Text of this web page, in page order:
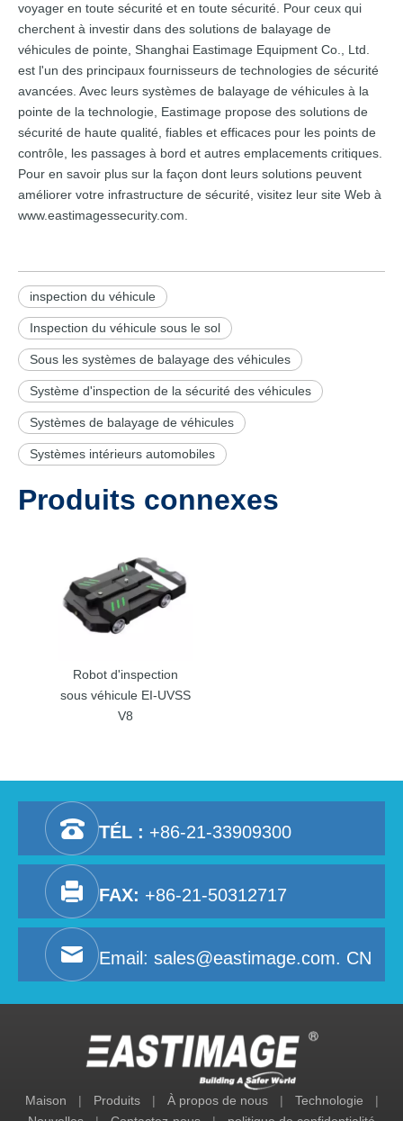
voyager en toute sécurité et en toute sécurité. Pour ceux qui
cherchent à investir dans des solutions de balayage de
véhicules de pointe, Shanghai Eastimage Equipment Co., Ltd.
est l'un des principaux fournisseurs de technologies de sécurité
avancées. Avec leurs systèmes de balayage de véhicules à la
pointe de la technologie, Eastimage propose des solutions de
sécurité de haute qualité, fiables et efficaces pour les points de
contrôle, les passages à bord et autres emplacements critiques.
Pour en savoir plus sur la façon dont leurs solutions peuvent
améliorer votre infrastructure de sécurité, visitez leur site Web à
www.eastimagessecurity.com
inspection du véhicule
Inspection du véhicule sous le sol
Sous les systèmes de balayage des véhicules
Système d'inspection de la sécurité des véhicules
Systèmes de balayage de véhicules
Systèmes intérieurs automobiles
Produits connexes
Robot d'inspection
sous véhicule EI-UVSS
V8
TÉL : +86-21-33909300
FAX: +86-21-50312717
Email: sales@eastimage.com. CN
Maison | Produits | À propos de nous | Technologie
|